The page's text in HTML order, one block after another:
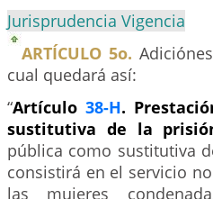
Jurisprudencia Vigencia
ARTÍCULO 5o.
cual quedará así:
“Artículo 38-H.
sustitutiva de la
pública como sustitutiva
consistirá en el servicio
las mujeres